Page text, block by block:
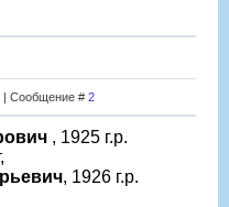
| Сообщение # 2
, 1925 г.р.
, 1926 г.р.